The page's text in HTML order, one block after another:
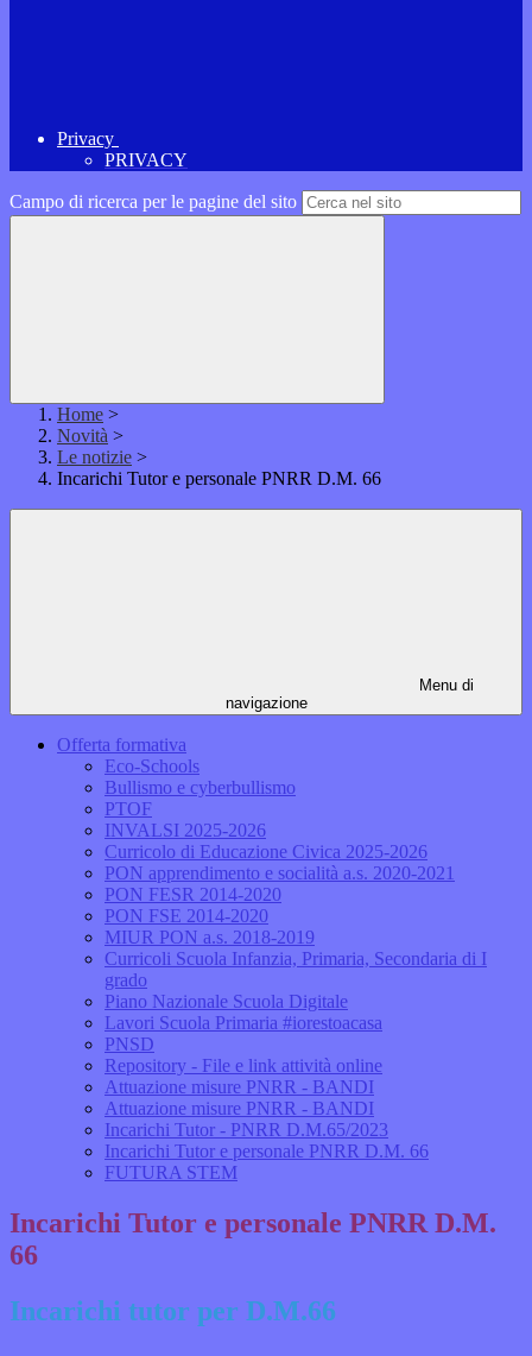
Privacy
PRIVACY
Campo di ricerca per le pagine del sito
Home >
Novità >
Le notizie >
Incarichi Tutor e personale PNRR D.M. 66
Menu di
navigazione
Offerta formativa
Eco-Schools
Bullismo e cyberbullismo
PTOF
INVALSI 2025-2026
Curricolo di Educazione Civica 2025-2026
PON apprendimento e socialità a.s. 2020-2021
PON FESR 2014-2020
PON FSE 2014-2020
MIUR PON a.s. 2018-2019
Curricoli Scuola Infanzia, Primaria, Secondaria di I
grado
Piano Nazionale Scuola Digitale
Lavori Scuola Primaria #iorestoacasa
PNSD
Repository - File e link attività online
Attuazione misure PNRR - BANDI
Attuazione misure PNRR - BANDI
Incarichi Tutor - PNRR D.M.65/2023
Incarichi Tutor e personale PNRR D.M. 66
FUTURA STEM
Incarichi Tutor e personale PNRR D.M.
66
Incarichi tutor per D.M.66